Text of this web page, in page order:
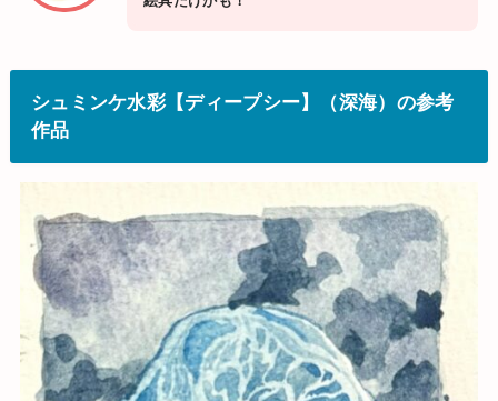
シュミンケ水彩【ディープシー】（深海）の参考
作品